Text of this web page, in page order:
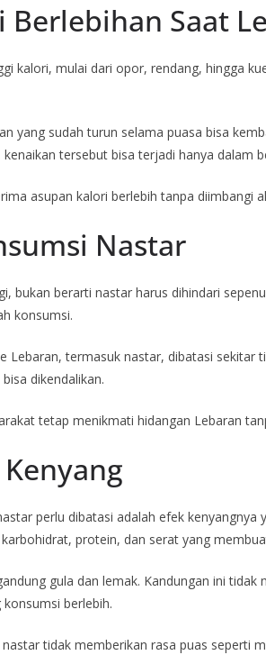
Berlebihan Saat
kalori, mulai dari opor, rendang, hingga
yang sudah turun selama puasa bisa
tersebut bisa terjadi hanya dalam
asupan kalori berlebih tanpa diimbangi
Nastar
bukan berarti nastar harus dihindari
konsumsi.
Lebaran, termasuk nastar, dibatasi sekitar
dikendalikan.
tetap menikmati hidangan Lebaran
perlu dibatasi adalah efek kenyangnya
protein, dan serat yang
gula dan lemak. Kandungan ini
berlebih.
tidak memberikan rasa puas seperti